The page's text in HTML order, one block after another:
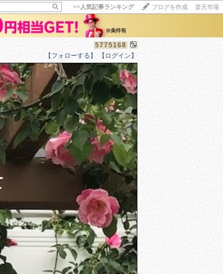
>>人気記事ランキング ブログを作成 楽天市場
5775168
【フォローする】
【ログイン】
15記事にいいね！で1ポイント
10秒滞在
いいね!